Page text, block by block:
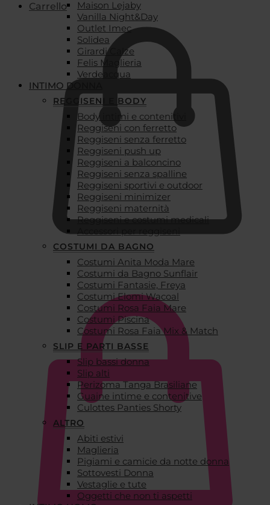
Carrello
Maison Lejaby
Vanilla Night&Day
Outlet Imec
Solidea
Girardi Calze
Felis Maglieria
Verdeacqua
INTIMO DONNA
REGGISENI E BODY
Body intimi e contenitivi
Reggiseni con ferretto
Reggiseni senza ferretto
Reggiseni push up
Reggiseni a balconcino
Reggiseni senza spalline
Reggiseni sportivi e outdoor
Reggiseni minimizer
Reggiseni maternità
Reggiseni e costumi medicali
Accessori per reggiseni
COSTUMI DA BAGNO
Costumi Anita Moda Mare
Costumi da Bagno Sunflair
Costumi Fantasie, Freya
Costumi Elomi Wacoal
Costumi Rosa Faia Mare
Costumi Piscina
Costumi Rosa Faia Mix & Match
SLIP E PARTI BASSE
Slip bassi donna
Slip alti
Perizoma Tanga Brasiliane
Guaine intime e contenitive
Culottes Panties Shorty
ALTRO
Abiti estivi
Maglieria
Pigiami e camicie da notte donna
Sottovesti Donna
Vestaglie e tute
Oggetti che non ti aspetti